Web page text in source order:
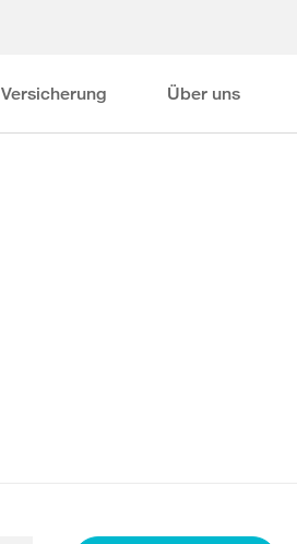
Versicherung Über uns